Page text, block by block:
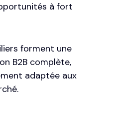
à fort
forment une
B2B complète,
adaptée aux